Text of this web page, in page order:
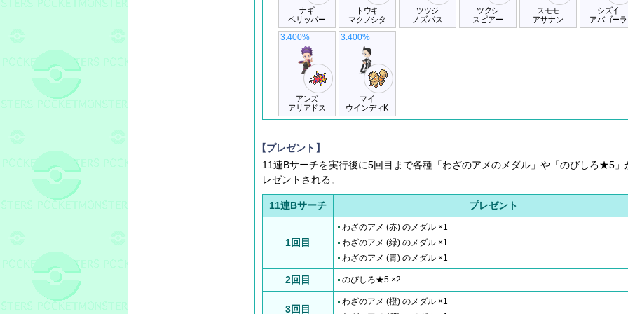
ナギ
ペリッパー
トウキ
マクノシタ
ツツジ
ノズパス
ツクシ
スピアー
スモモ
アサナン
シズイ
アバゴーラ
アンズ
アリアドス
3.400%
マイ
ウインディK
3.400%
【プレゼント】
11連Bサーチを実行後に5回目まで各種「わざのアメのメダル」や「のびしろ★5」
レゼントされる。
11連Bサーチ プレゼント
1回目
わざのアメ (赤) のメダル ×1
わざのアメ (緑) のメダル ×1
わざのアメ (青) のメダル ×1
2回目 のびしろ★5 ×2
3回目
わざのアメ (橙) のメダル ×1